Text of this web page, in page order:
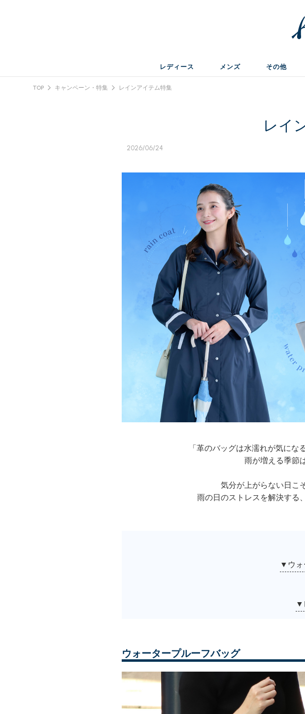
レディース メンズ その他
TOP キャンペーン・特集 レインアイテム特集
レイ
2026/06/24
「革のバッグは水濡れが気にな
雨が増える季節
気分が上がらない日こそ
雨の日のストレスを解決する、
▼ウォ
▼
ウォータープルーフバッグ